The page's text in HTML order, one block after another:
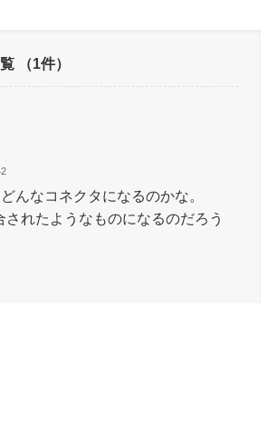
（1件）
んなコネクタになるのかな。
されたようなものになるのだろう